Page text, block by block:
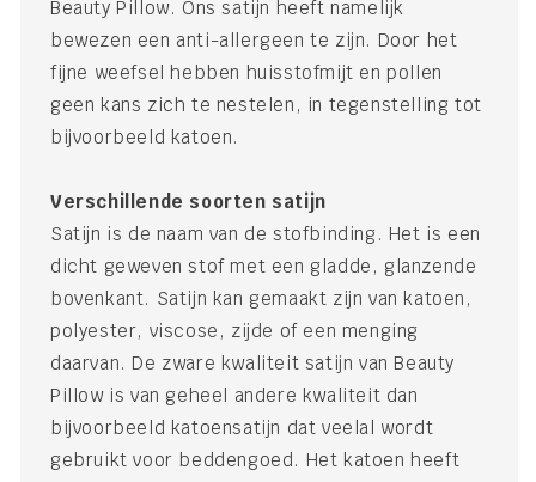
Beauty Pillow. Ons satijn heeft namelijk
bewezen een anti-allergeen te zijn. Door het
fijne weefsel hebben huisstofmijt en pollen
geen kans zich te nestelen, in tegenstelling tot
bijvoorbeeld katoen.
Verschillende soorten satijn
Satijn is de naam van de stofbinding. Het is een
dicht geweven stof met een gladde, glanzende
bovenkant. Satijn kan gemaakt zijn van katoen,
polyester, viscose, zijde of een menging
daarvan. De zware kwaliteit satijn van Beauty
Pillow is van geheel andere kwaliteit dan
bijvoorbeeld katoensatijn dat veelal wordt
gebruikt voor beddengoed. Het katoen heeft